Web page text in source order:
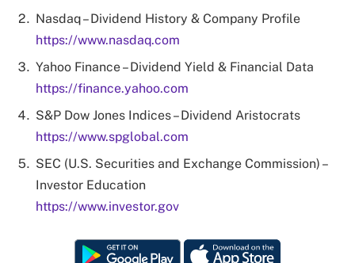
Nasdaq – Dividend History & Company Profile
https://www.nasdaq.com
Yahoo Finance – Dividend Yield & Financial Data
https://finance.yahoo.com
S&P Dow Jones Indices – Dividend Aristocrats
https://www.spglobal.com
SEC (U.S. Securities and Exchange Commission) –
Investor Education
https://www.investor.gov